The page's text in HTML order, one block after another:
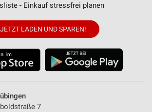
- Einkauf stressfrei planen
JETZT LADEN UND SPAREN!
7